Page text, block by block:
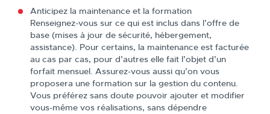
Anticipez la maintenance et la formation
Renseignez-vous sur ce qui est inclus dans l’offre de
base (mises à jour de sécurité, hébergement,
assistance). Pour certains, la maintenance est facturée
au cas par cas, pour d’autres elle fait l’objet d’un
forfait mensuel. Assurez-vous aussi qu’on vous
proposera une formation sur la gestion du contenu.
Vous préférez sans doute pouvoir ajouter et modifier
vous-même vos réalisations, sans dépendre